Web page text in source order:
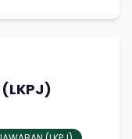
(LKPJ)